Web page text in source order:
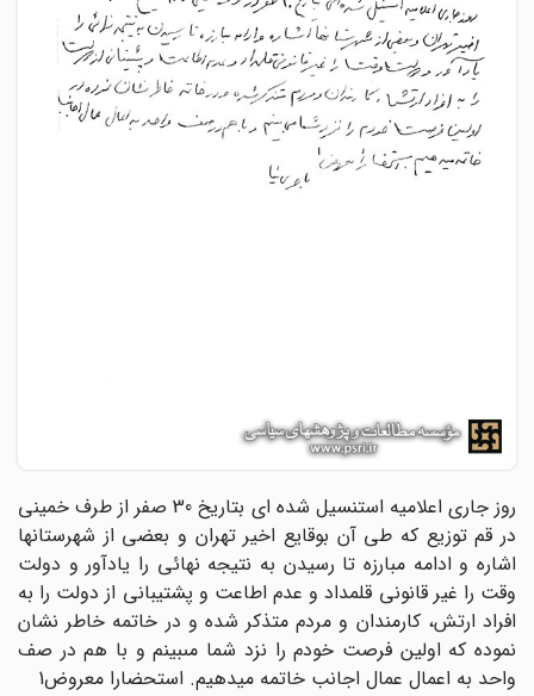
روز جارى اعلامیه استنسیل شده ‏اى بتاریخ 30 صفر از طرف خمینى
در قم توزیع که طى آن بوقایع اخیر تهران و بعضى از شهرستانها
اشاره و ادامه مبارزه تا رسیدن به نتیجه نهائى را یادآور و دولت
وقت را غیر قانونى قلمداد و عدم اطاعت و پشتیبانى از دولت را به
افراد ارتش، کارمندان و مردم متذکر شده و در خاتمه خاطر نشان
نموده که اولین فرصت خودم را نزد شما مى‏بینم و با هم در صف
واحد به اعمال عمال اجانب خاتمه میدهیم. استحضارا معروض1